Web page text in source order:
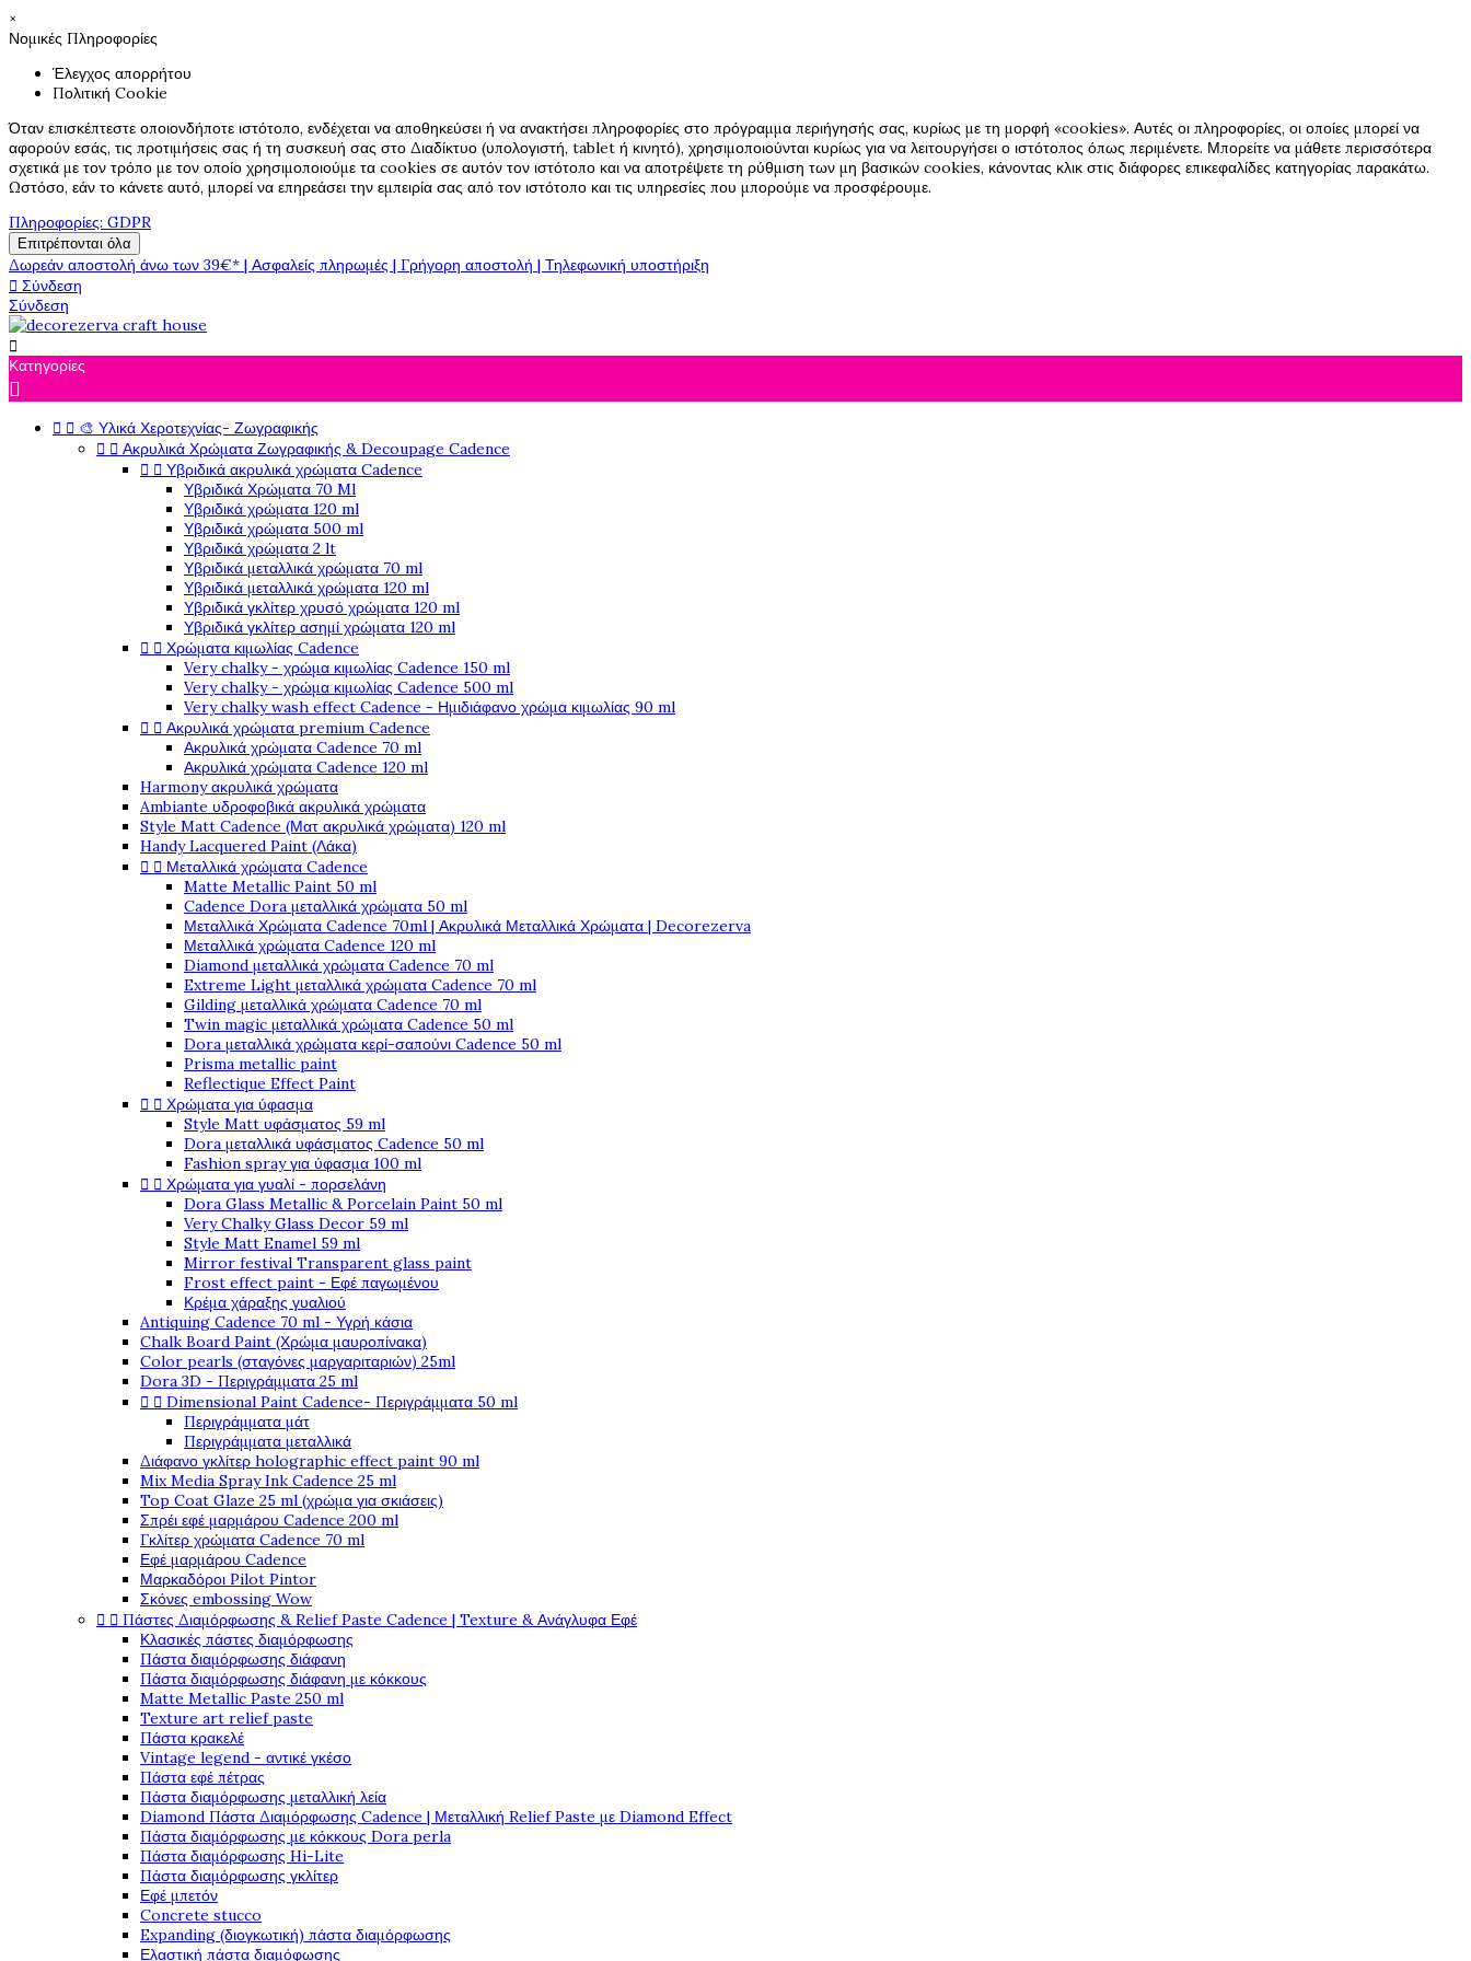
×
Νομικές Πληροφορίες
Έλεγχος απορρήτου
Πολιτική Cookie
Όταν επισκέπτεστε οποιονδήποτε ιστότοπο, ενδέχεται να αποθηκεύσει ή να ανακτήσει πληροφορίες στο πρόγραμμα περιήγησής σας, κυρίως με τη μορφή «cookies». Αυτές οι πληροφορίες, οι οποίες μπορεί να
αφορούν εσάς, τις προτιμήσεις σας ή τη συσκευή σας στο Διαδίκτυο (υπολογιστή, tablet ή κινητό), χρησιμοποιούνται κυρίως για να λειτουργήσει ο ιστότοπος όπως περιμένετε. Μπορείτε να μάθετε περισσότερα
σχετικά με τον τρόπο με τον οποίο χρησιμοποιούμε τα cookies σε αυτόν τον ιστότοπο και να αποτρέψετε τη ρύθμιση των μη βασικών cookies, κάνοντας κλικ στις διάφορες επικεφαλίδες κατηγορίας παρακάτω.
Ωστόσο, εάν το κάνετε αυτό, μπορεί να επηρεάσει την εμπειρία σας από τον ιστότοπο και τις υπηρεσίες που μπορούμε να προσφέρουμε.
Πληροφορίες: GDPR
Επιτρέπονται όλα
Δωρεάν αποστολή άνω των 39€* | Ασφαλείς πληρωμές | Γρήγορη αποστολή | Τηλεφωνική υποστήριξη
 Σύνδεση
Σύνδεση

Κατηγορίες

  🎨 Υλικά Χεροτεχνίας- Ζωγραφικής
  Ακρυλικά Χρώματα Ζωγραφικής & Decoupage Cadence
  Υβριδικά ακρυλικά χρώματα Cadence
Υβριδικά Χρώματα 70 Ml
Υβριδικά χρώματα 120 ml
Υβριδικά χρώματα 500 ml
Υβριδικά χρώματα 2 lt
Υβριδικά μεταλλικά χρώματα 70 ml
Υβριδικά μεταλλικά χρώματα 120 ml
Υβριδικά γκλίτερ χρυσό χρώματα 120 ml
Υβριδικά γκλίτερ ασημί χρώματα 120 ml
  Χρώματα κιμωλίας Cadence
Very chalky - χρώμα κιμωλίας Cadence 150 ml
Very chalky - χρώμα κιμωλίας Cadence 500 ml
Very chalky wash effect Cadence - Ημιδιάφανο χρώμα κιμωλίας 90 ml
  Ακρυλικά χρώματα premium Cadence
Ακρυλικά χρώματα Cadence 70 ml
Ακρυλικά χρώματα Cadence 120 ml
Harmony ακρυλικά χρώματα
Ambiante υδροφοβικά ακρυλικά χρώματα
Style Matt Cadence (Ματ ακρυλικά χρώματα) 120 ml
Handy Lacquered Paint (Λάκα)
  Μεταλλικά χρώματα Cadence
Matte Metallic Paint 50 ml
Cadence Dora μεταλλικά χρώματα 50 ml
Μεταλλικά Χρώματα Cadence 70ml | Ακρυλικά Μεταλλικά Χρώματα | Decorezerva
Μεταλλικά χρώματα Cadence 120 ml
Diamond μεταλλικά χρώματα Cadence 70 ml
Extreme Light μεταλλικά χρώματα Cadence 70 ml
Gilding μεταλλικά χρώματα Cadence 70 ml
Twin magic μεταλλικά χρώματα Cadence 50 ml
Dora μεταλλικά χρώματα κερί-σαπούνι Cadence 50 ml
Prisma metallic paint
Reflectique Effect Paint
  Χρώματα για ύφασμα
Style Matt υφάσματος 59 ml
Dora μεταλλικά υφάσματος Cadence 50 ml
Fashion spray για ύφασμα 100 ml
  Χρώματα για γυαλί - πορσελάνη
Dora Glass Metallic & Porcelain Paint 50 ml
Very Chalky Glass Decor 59 ml
Style Matt Enamel 59 ml
Mirror festival Transparent glass paint
Frost effect paint - Εφέ παγωμένου
Κρέμα χάραξης γυαλιού
Antiquing Cadence 70 ml - Υγρή κάσια
Chalk Board Paint (Χρώμα μαυροπίνακα)
Color pearls (σταγόνες μαργαριταριών) 25ml
Dora 3D - Περιγράμματα 25 ml
  Dimensional Paint Cadence- Περιγράμματα 50 ml
Περιγράμματα μάτ
Περιγράμματα μεταλλικά
Διάφανο γκλίτερ holographic effect paint 90 ml
Mix Media Spray Ink Cadence 25 ml
Top Coat Glaze 25 ml (χρώμα για σκιάσεις)
Σπρέι εφέ μαρμάρου Cadence 200 ml
Γκλίτερ χρώματα Cadence 70 ml
Εφέ μαρμάρου Cadence
Μαρκαδόροι Pilot Pintor
Σκόνες embossing Wow
  Πάστες Διαμόρφωσης & Relief Paste Cadence | Texture & Ανάγλυφα Εφέ
Κλασικές πάστες διαμόρφωσης
Πάστα διαμόρφωσης διάφανη
Πάστα διαμόρφωσης διάφανη με κόκκους
Matte Metallic Paste 250 ml
Texture art relief paste
Πάστα κρακελέ
Vintage legend - αντικέ γκέσο
Πάστα εφέ πέτρας
Πάστα διαμόρφωσης μεταλλική λεία
Diamond Πάστα Διαμόρφωσης Cadence | Μεταλλική Relief Paste με Diamond Effect
Πάστα διαμόρφωσης με κόκκους Dora perla
Πάστα διαμόρφωσης Hi-Lite
Πάστα διαμόρφωσης γκλίτερ
Εφέ μπετόν
Concrete stucco
Expanding (διογκωτική) πάστα διαμόρφωσης
Ελαστική πάστα διαμόφωσης